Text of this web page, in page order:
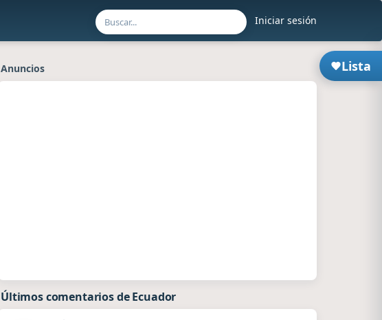
Iniciar sesión
Lista
Anuncios
Últimos comentarios de Ecuador